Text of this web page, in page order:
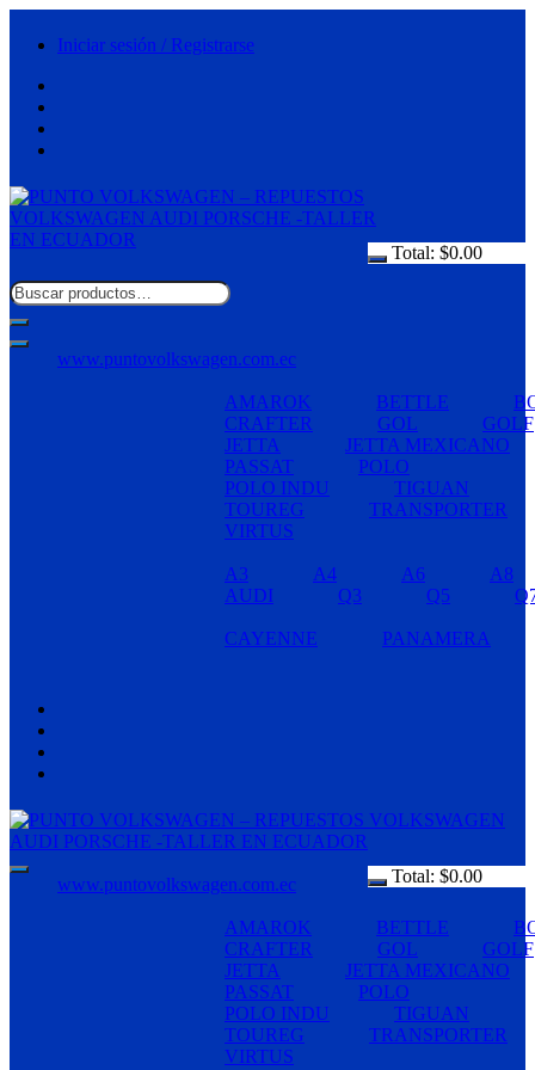
Iniciar sesión / Registrarse
Total: $0.00
www.puntovolkswagen.com.ec
AMAROK BETTLE
CRAFTER
GOL
GOLF
JETTA
JETTA MEXICANO
PASSAT
POLO
POLO INDU
TIGUAN
TOUREG
TRANSPORTER
VIRTUS
A3 A4 A6
A8
AUDI
Q3 Q5
CAYENNE PANAMERA
Total: $0.00
www.puntovolkswagen.com.ec
AMAROK BETTLE
CRAFTER
GOL
GOLF
JETTA
JETTA MEXICANO
PASSAT
POLO
POLO INDU
TIGUAN
TOUREG
TRANSPORTER
VIRTUS